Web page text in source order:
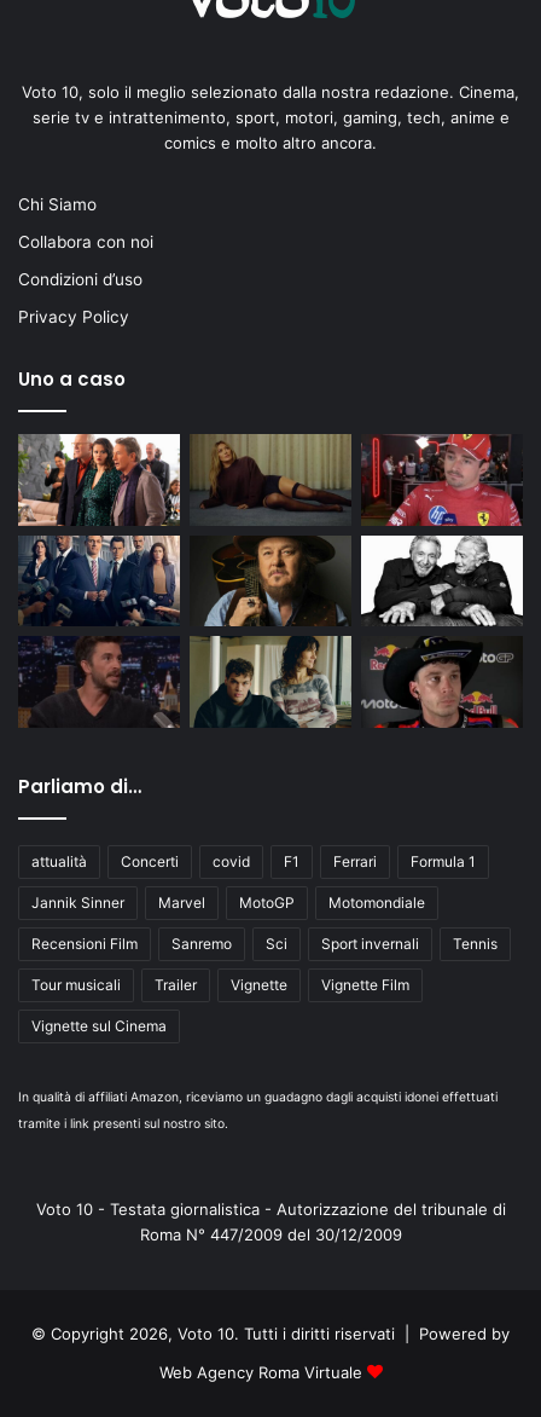
Voto 10, solo il meglio selezionato dalla nostra redazione. Cinema,
serie tv e intrattenimento, sport, motori, gaming, tech, anime e
comics e molto altro ancora.
Chi Siamo
Collabora con noi
Condizioni d’uso
Privacy Policy
Uno a caso
Parliamo di…
attualità Concerti covid F1 Ferrari Formula 1
Jannik Sinner Marvel MotoGP Motomondiale
Recensioni Film Sanremo Sci Sport invernali Tennis
Tour musicali Trailer Vignette Vignette Film
Vignette sul Cinema
In qualità di affiliati Amazon, riceviamo un guadagno dagli acquisti idonei effettuati
tramite i link presenti sul nostro sito.
Voto 10 - Testata giornalistica - Autorizzazione del tribunale di
Roma N° 447/2009 del 30/12/2009
© Copyright 2026, Voto 10. Tutti i diritti riservati | Powered by
Web Agency Roma Virtuale